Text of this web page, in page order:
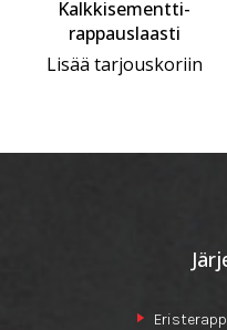
Kalkkisementti-
rappauslaasti
Lisää tarjouskoriin